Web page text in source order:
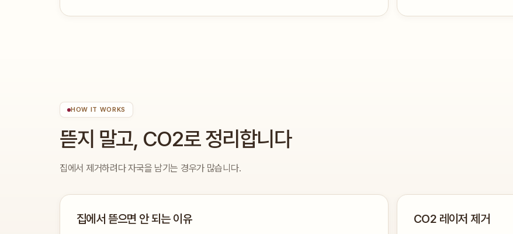
HOW IT WORKS
뜯지 말고, CO2로 정리합니다
집에서 제거하려다 자국을 남기는 경우가 많습니다.
집에서 뜯으면 안 되는 이유 CO2 레이저 제거